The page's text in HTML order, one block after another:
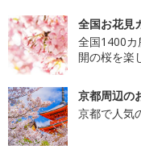
全国お花見
全国1400カ
開の桜を楽
京都周辺の
京都で人気